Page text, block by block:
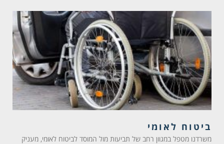
ביטוח לאומי
משרדנו מטפל במגוון רחב של תביעות מול המוסד לביטוח לאומי, מעניק